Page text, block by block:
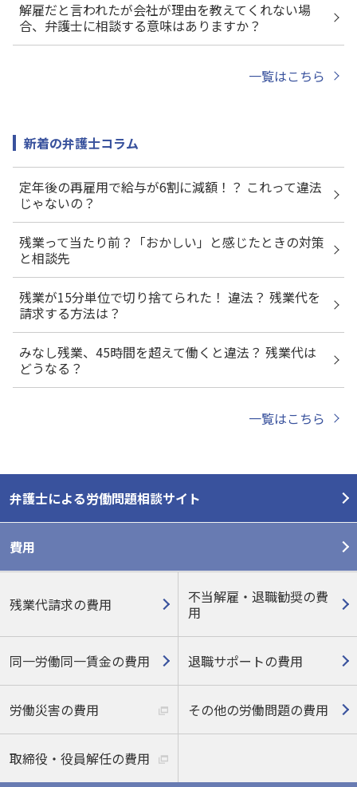
解雇だと言われたが会社が理由を教えてくれない場
合、弁護士に相談する意味はありますか？
一覧はこちら
新着の弁護士コラム
定年後の再雇用で給与が6割に減額！？ これって違法
じゃないの？
残業って当たり前？「おかしい」と感じたときの対策
と相談先
残業が15分単位で切り捨てられた！ 違法？ 残業代を
請求する方法は？
みなし残業、45時間を超えて働くと違法？ 残業代は
どうなる？
一覧はこちら
弁護士による労働問題相談サイト
費用
残業代請求の費用
不当解雇・退職勧奨の費
用
同一労働同一賃金の費用 退職サポートの費用
労働災害の費用 その他の労働問題の費用
取締役・役員解任の費用